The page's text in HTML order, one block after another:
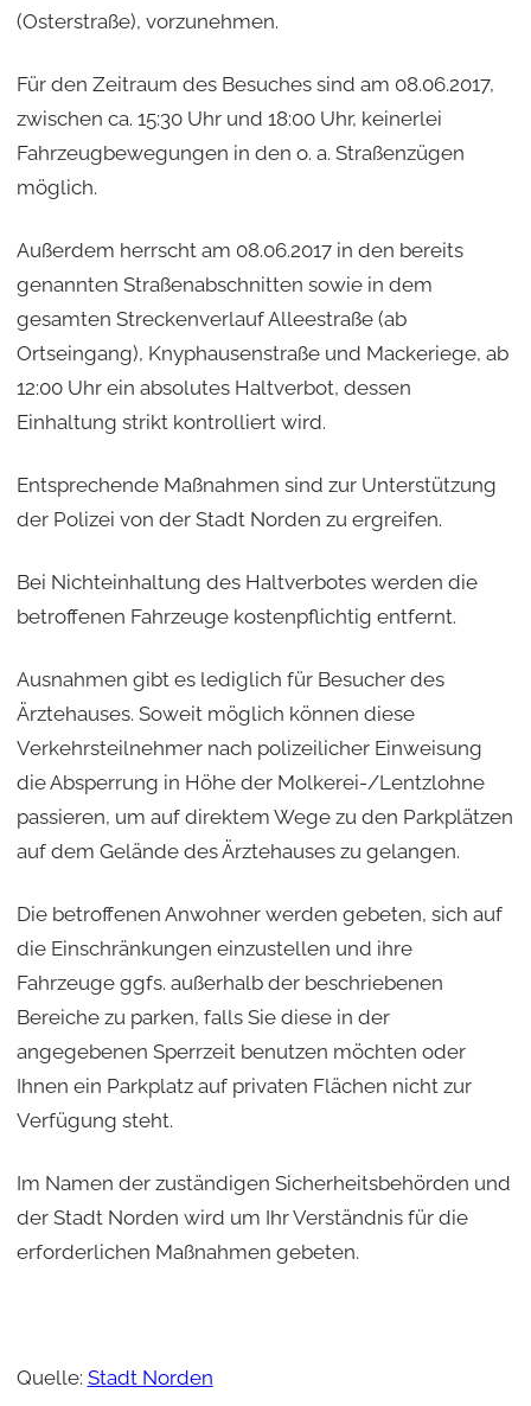
(Osterstraße), vorzunehmen.
Für den Zeitraum des Besuches sind am 08.06.2017,
zwischen ca. 15:30 Uhr und 18:00 Uhr, keinerlei
Fahrzeugbewegungen in den o. a. Straßenzügen
möglich.
Außerdem herrscht am 08.06.2017 in den bereits
genannten Straßenabschnitten sowie in dem
gesamten Streckenverlauf Alleestraße (ab
Ortseingang), Knyphausenstraße und Mackeriege, ab
12:00 Uhr ein absolutes Haltverbot, dessen
Einhaltung strikt kontrolliert wird.
Entsprechende Maßnahmen sind zur Unterstützung
der Polizei von der Stadt Norden zu ergreifen.
Bei Nichteinhaltung des Haltverbotes werden die
betroffenen Fahrzeuge kostenpflichtig entfernt.
Ausnahmen gibt es lediglich für Besucher des
Ärztehauses. Soweit möglich können diese
Verkehrsteilnehmer nach polizeilicher Einweisung
die Absperrung in Höhe der Molkerei-/Lentzlohne
passieren, um auf direktem Wege zu den Parkplätzen
auf dem Gelände des Ärztehauses zu gelangen.
Die betroffenen Anwohner werden gebeten, sich auf
die Einschränkungen einzustellen und ihre
Fahrzeuge ggfs. außerhalb der beschriebenen
Bereiche zu parken, falls Sie diese in der
angegebenen Sperrzeit benutzen möchten oder
Ihnen ein Parkplatz auf privaten Flächen nicht zur
Verfügung steht.
Im Namen der zuständigen Sicherheitsbehörden und
der Stadt Norden wird um Ihr Verständnis für die
erforderlichen Maßnahmen gebeten.
Quelle: Stadt Norden